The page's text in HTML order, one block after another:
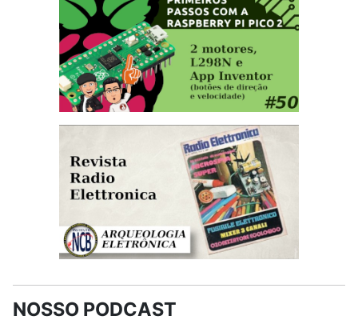
NOSSO PODCAST